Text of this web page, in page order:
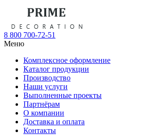
8 800 700-72-51
Меню
Комплексное оформление
Каталог продукции
Производство
Наши услуги
Выполненные проекты
Партнёрам
О компании
Доставка и оплата
Контакты